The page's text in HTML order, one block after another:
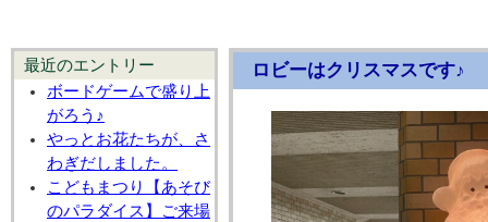
最近のエントリー
ボードゲームで盛り上
がろう♪
やっとお花たちが、さ
わぎだしました。
こどもまつり【あそび
のパラダイス】ご来場
ロビーはクリスマスです♪